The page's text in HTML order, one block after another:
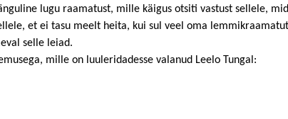
lugu raamatust, mille käigus otsiti vastust sellele,
et ei tasu meelt heita, kui sul veel oma
selle leiad.
mille on luuleridadesse valanud Leelo Tungal: